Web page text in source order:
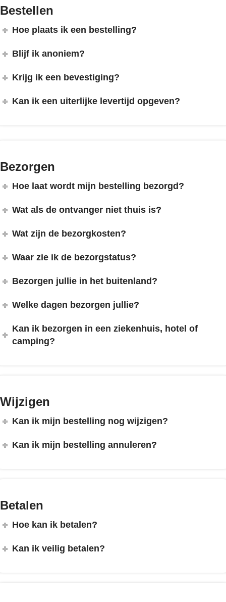
Bestellen
Hoe plaats ik een bestelling?
Blijf ik anoniem?
Krijg ik een bevestiging?
Kan ik een uiterlijke levertijd opgeven?
Bezorgen
Hoe laat wordt mijn bestelling bezorgd?
Wat als de ontvanger niet thuis is?
Wat zijn de bezorgkosten?
Waar zie ik de bezorgstatus?
Bezorgen jullie in het buitenland?
Welke dagen bezorgen jullie?
Kan ik bezorgen in een ziekenhuis, hotel of
camping?
Wijzigen
Kan ik mijn bestelling nog wijzigen?
Kan ik mijn bestelling annuleren?
Betalen
Hoe kan ik betalen?
Kan ik veilig betalen?